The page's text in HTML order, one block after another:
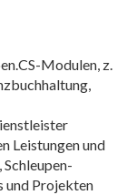
Modulen, z.
Leistungen und
und Projekten